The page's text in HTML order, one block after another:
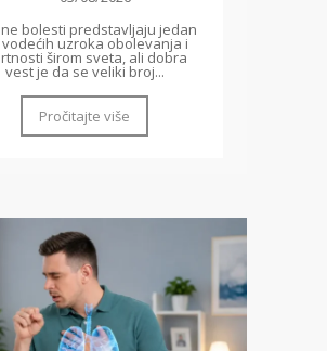
bolesti predstavljaju jedan
vodećih uzroka obolevanja i
širom sveta, ali dobra
vest je da se veliki broj...
Pročitajte više